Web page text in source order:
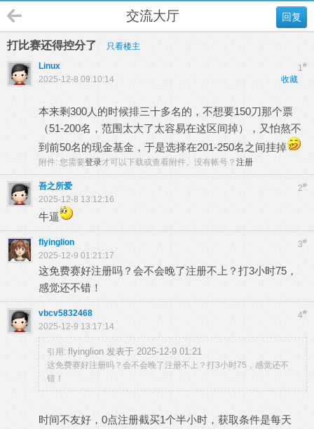
回复
交流大厅
打比赛还得控分了 只看楼主
1#
Linux
收藏
2025-12-8 09:10:14
本来剩300人的时候排三十多名的，不想要150刀那个票
（51-200名，范围太大了太容易在这区间掉），又怕熬不
到前50名的现金基金，于是选择在201-250名之间挂掉
附件: 您需要登录才可以下载或查看附件。没有帐号？ 注册
2#
吾之所爱
2025-12-8 13:12:16
牛逼
3#
flyinglion
2025-12-9 01:21:17
这免费赛好注册吗？会不会晚了注册不上？打3小时75，
感觉还不错！
4#
vbcv5832468
2025-12-9 13:17:14
引用: flyinglion 发表于 2025-12-9 01:21
这免费赛好注册吗？会不会晚了注册不上？打3小时75，感觉还不
错！
时间不友好，0点注册截买1个半小时，获取条件是每天